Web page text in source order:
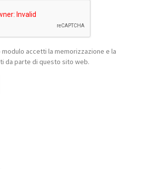
accetti la memorizzazione e la
da parte di questo sito web.